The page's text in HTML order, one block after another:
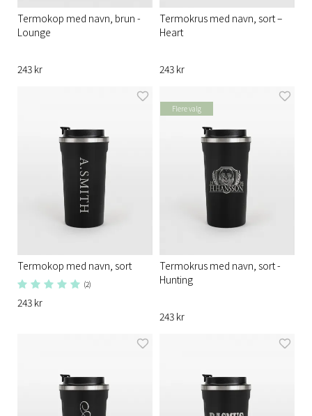
Termokop med navn, brun -
Lounge
243 kr
Termokrus med navn, sort –
Heart
243 kr
Termokop med navn, sort
(2)
243 kr
Flere valg
Termokrus med navn, sort -
Hunting
243 kr